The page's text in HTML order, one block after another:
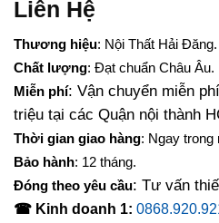
Liên Hệ
Thương hiệu: Nội Thất Hải Đăng.
Chất lượng: Đạt chuẩn Châu Âu.
Miễn phí: Vận chuyển miễn
triệu tại các Quận nội thành
Thời gian giao hàng: Ngay trong
Bảo hành: 12 tháng.
Đóng theo yêu cầu: Tư vấn
☎ Kinh doanh 1: